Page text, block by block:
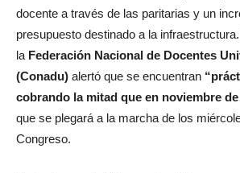
docente a través de las paritarias y un
presupuesto destinado a la
la Federación Nacional de Docentes
(Conadu) alertó que se encuentran
cobrando la mitad que en noviembre de
que se plegará a la marcha de los
Congreso.